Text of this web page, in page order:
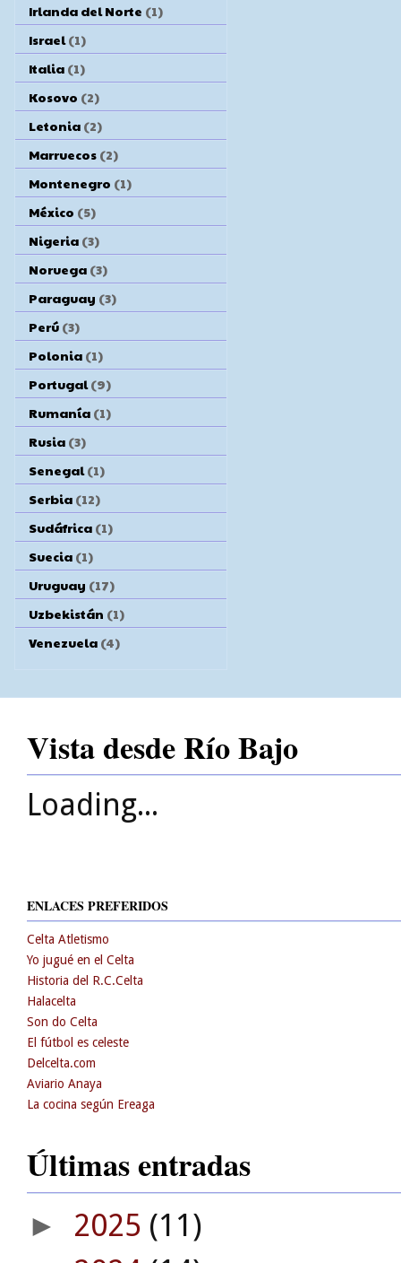
Irlanda del Norte (1)
Israel (1)
Italia (1)
Kosovo (2)
Letonia (2)
Marruecos (2)
Montenegro (1)
México (5)
Nigeria (3)
Noruega (3)
Paraguay (3)
Perú (3)
Polonia (1)
Portugal (9)
Rumanía (1)
Rusia (3)
Senegal (1)
Serbia (12)
Sudáfrica (1)
Suecia (1)
Uruguay (17)
Uzbekistán (1)
Venezuela (4)
Vista desde Río Bajo
Loading...
ENLACES PREFERIDOS
Celta Atletismo
Yo jugué en el Celta
Historia del R.C.Celta
Halacelta
Son do Celta
El fútbol es celeste
Delcelta.com
Aviario Anaya
La cocina según Ereaga
Últimas entradas
► 2025 (11)